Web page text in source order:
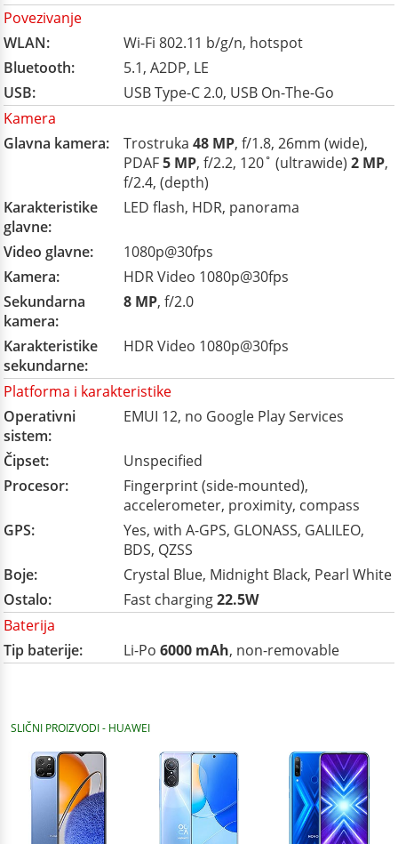
Povezivanje
WLAN:
Wi-Fi 802.11 b/g/n, hotspot
Bluetooth:
5.1, A2DP, LE
USB:
USB Type-C 2.0, USB On-The-Go
Kamera
Glavna kamera:
Trostruka 48 MP, f/1.8, 26mm (wide),
PDAF5 MP, f/2.2, 120˚ (ultrawide) 2 MP,
f/2.4, (depth)
Karakteristike
glavne:
LED flash, HDR, panorama
Video glavne:
1080p@30fps
Kamera:
HDR Video 1080p@30fps
Sekundarna
kamera:
8 MP, f/2.0
Karakteristike
sekundarne:
HDR Video 1080p@30fps
Platforma i karakteristike
Operativni
sistem:
EMUI 12, no Google Play Services
Čipset:
Unspecified
Procesor:
Fingerprint (side-mounted),
accelerometer, proximity, compass
GPS:
Yes, with A-GPS, GLONASS, GALILEO,
BDS, QZSS
Boje:
Crystal Blue, Midnight Black, Pearl White
Ostalo:
Fast charging22.5W
Baterija
Tip baterije:
Li-Po 6000 mAh, non-removable
SLIČNI PROIZVODI - HUAWEI